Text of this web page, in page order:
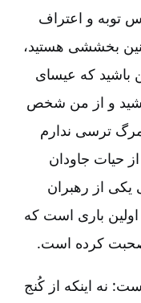
توبه و اعتراف
بخششی هستید،
باشید که عیسای
و از من شخص
ترسی ندارم
حیات جاودان
یکی از رهبران
باری است که
‌کرده است.
نه اینکه از کُنج